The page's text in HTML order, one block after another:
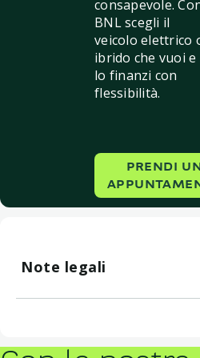
consapevole.
BNL scegli il
veicolo elettrico
ibrido che vuoi e
lo finanzi con
flessibilità.
PRENDI UN
Note legali